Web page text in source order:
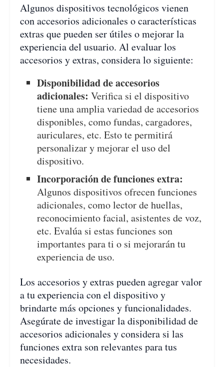
Algunos dispositivos tecnológicos vienen
con accesorios adicionales o características
extras que pueden ser útiles o mejorar la
experiencia del usuario. Al evaluar los
accesorios y extras, considera lo siguiente:
Disponibilidad de accesorios
adicionales: Verifica si el dispositivo
tiene una amplia variedad de accesorios
disponibles, como fundas, cargadores,
auriculares, etc. Esto te permitirá
personalizar y mejorar el uso del
dispositivo.
Incorporación de funciones extra:
Algunos dispositivos ofrecen funciones
adicionales, como lector de huellas,
reconocimiento facial, asistentes de voz,
etc. Evalúa si estas funciones son
importantes para ti o si mejorarán tu
experiencia de uso.
Los accesorios y extras pueden agregar valor
a tu experiencia con el dispositivo y
brindarte más opciones y funcionalidades.
Asegúrate de investigar la disponibilidad de
accesorios adicionales y considera si las
funciones extra son relevantes para tus
necesidades.